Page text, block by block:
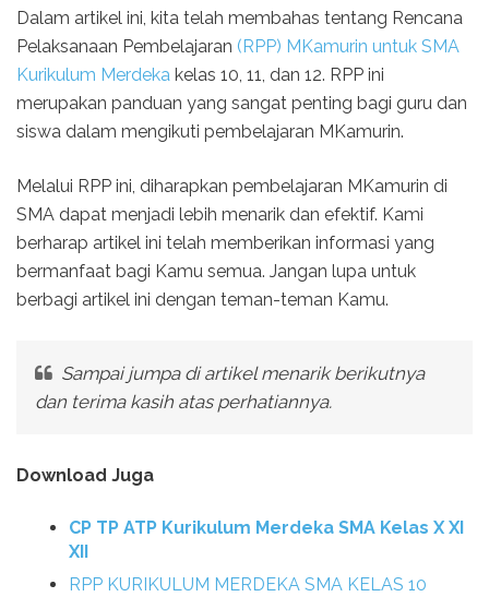
Dalam artikel ini, kita telah membahas tentang Rencana
Pelaksanaan Pembelajaran (RPP) MKamurin untuk SMA
Kurikulum Merdeka kelas 10, 11, dan 12. RPP ini
merupakan panduan yang sangat penting bagi guru dan
siswa dalam mengikuti pembelajaran MKamurin.
Melalui RPP ini, diharapkan pembelajaran MKamurin di
SMA dapat menjadi lebih menarik dan efektif. Kami
berharap artikel ini telah memberikan informasi yang
bermanfaat bagi Kamu semua. Jangan lupa untuk
berbagi artikel ini dengan teman-teman Kamu.
Sampai jumpa di artikel menarik berikutnya
dan terima kasih atas perhatiannya.
Download Juga
CP TP ATP Kurikulum Merdeka SMA Kelas X XI
XII
RPP KURIKULUM MERDEKA SMA KELAS 10